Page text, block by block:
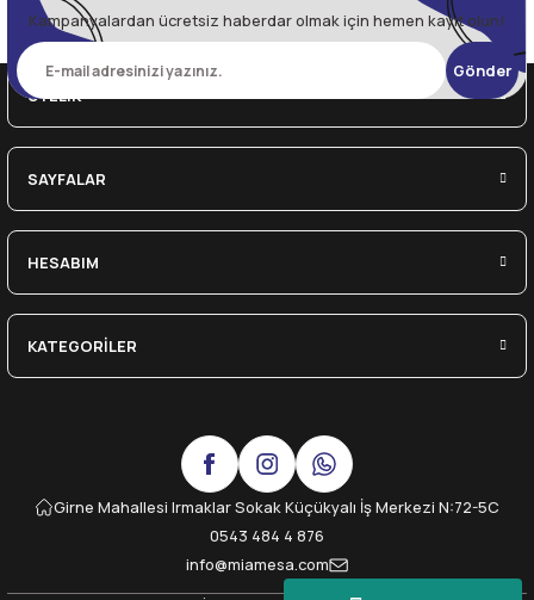
Kampanyalardan ücretsiz haberdar olmak için hemen kayıt olun!
Gönder
ÜYELİK
SAYFALAR
HESABIM
KATEGORİLER
Girne Mahallesi Irmaklar Sokak Küçükyalı İş Merkezi N:72-5C
0543 484 4 876
info@miamesa.com